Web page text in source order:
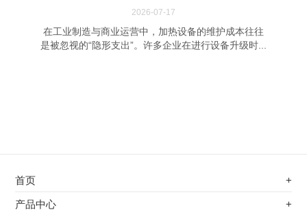
2026-07-17
在工业制造与商业运营中，加热设备的维护成本往往
是被忽视的“隐形支出”。许多企业在进行设备升级时...
首页 +
不锈钢专用电磁加热器
产品中心 +